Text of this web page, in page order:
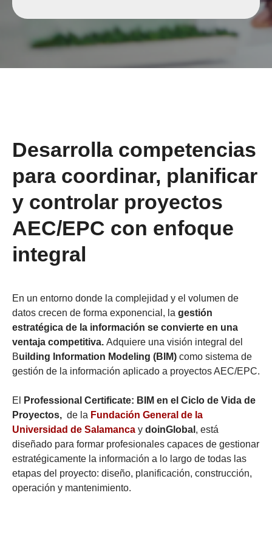
Desarrolla competencias
para coordinar, planificar
y controlar proyectos
AEC/EPC con enfoque
integral
En un entorno donde la complejidad y el volumen de
datos crecen de forma exponencial, la gestión
estratégica de la información se convierte en una
ventaja competitiva. Adquiere una visión integral del
Building Information Modeling (BIM) como sistema de
gestión de la información aplicado a proyectos AEC/EPC.
El
Professional Certificate: BIM en el Ciclo de Vida de
Proyectos, de la Fundación General de la
Universidad de Salamanca y doinGlobal , está
diseñado para formar profesionales capaces de gestionar
estratégicamente la información a lo largo de todas las
etapas del proyecto: diseño, planificación, construcción,
operación y mantenimiento.